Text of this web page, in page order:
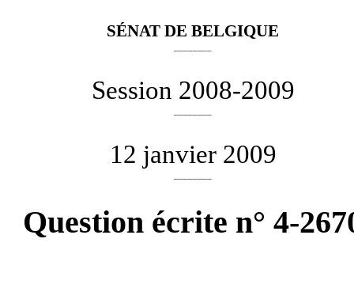
SÉNAT DE BELGIQUE
Session 2008-2009
12 janvier 2009
Question écrite n° 4-